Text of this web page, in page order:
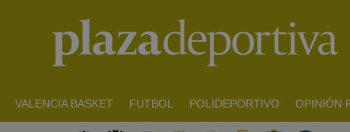
VALENCIA BASKET FUTBOL POLIDEPORTIVO OPINIÓN